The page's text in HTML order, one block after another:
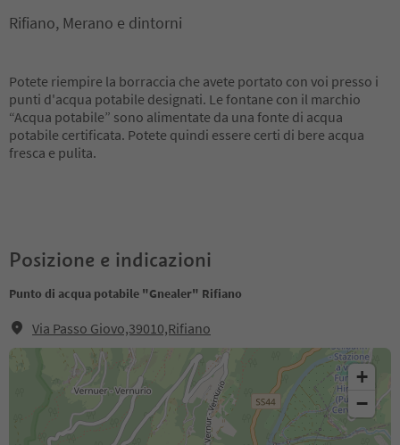
Rifiano, Merano e dintorni
Potete riempire la borraccia che avete portato con voi presso i
punti d'acqua potabile designati. Le fontane con il marchio
“Acqua potabile” sono alimentate da una fonte di acqua
potabile certificata. Potete quindi essere certi di bere acqua
fresca e pulita.
Posizione e indicazioni
Punto di acqua potabile "Gnealer" Rifiano
Via Passo Giovo,39010,Rifiano
+
−